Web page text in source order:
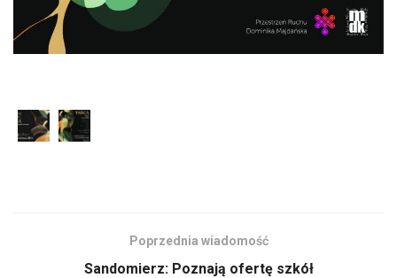
Poprzednia wiadomość
Sandomierz: Poznają ofertę szkół